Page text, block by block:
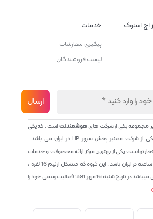
اچ استوک خدمات
پیگیری سفارشات
لیست فروشندگان
مجموعه یکی از شرکت هایهوشمندنتاست . که یکی
شناخته ترین و یکی از شرکت معتبر پخش سرور HP در ایران می باشد .
توانست یکی از بهترین مرکز ارائه محصولات و خدمات
IT با پشتیبانی 24 ساعته در ایران باشد . این گروه که متشکل از تیم 16 نفره ،
پشتیبانی و طراحی میباشد در تاریخ شنبه 16 مهر 1391 فعالیت رسمی خود را